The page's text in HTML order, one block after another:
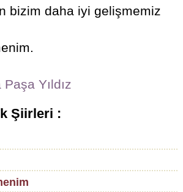
bizim daha iyi gelişmemiz
Yıldız
Şiirleri :